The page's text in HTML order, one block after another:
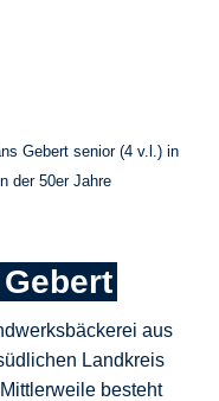
Gebert senior (4 v.l.) in
der 50er Jahre
aus
Landkreis
besteht